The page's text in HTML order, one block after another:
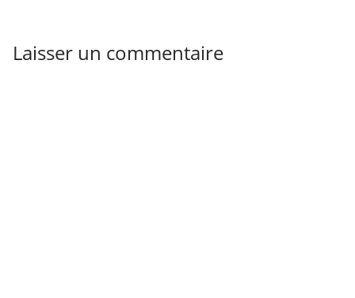
Laisser un commentaire